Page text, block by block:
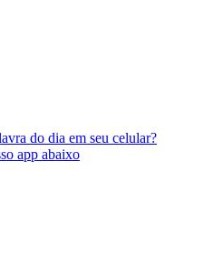
do dia em seu celular?
app abaixo